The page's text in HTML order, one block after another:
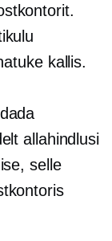
kallis.
allahindlusi
selle